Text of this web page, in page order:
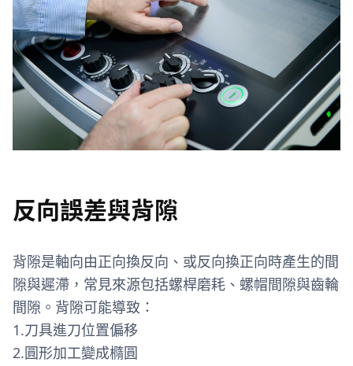
反向誤差與背隙
背隙是軸向由正向換反向、或反向換正向時產生的間
隙與遲滯，常見來源包括螺桿磨耗、螺帽間隙與齒輪
間隙。背隙可能導致：
1.刀具進刀位置偏移
2.圓形加工變成橢圓